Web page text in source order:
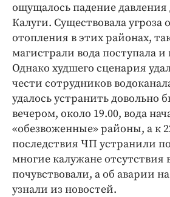
Интересное чтиво
Клиника года
Бренд года
Работодатель года
ощущалось падение давления
Калуги. Существовала угроза
отопления в этих районах,
магистрали вода поступала и
Однако худшего сценария
чести сотрудников
удалось устранить довольно
вечером, около 19.00, вода
«обезвоженные» районы, а к
последствия ЧП устранили
многие калужане отсутствия
почувствовали, а об аварии
узнали из новостей.